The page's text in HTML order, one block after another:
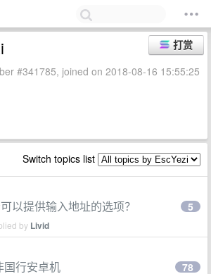
打赏
#341785, joined on 2018-08-16 15:55:25
Switch topics list
以提供输入地址的选项？
by Livid
5
国行安卓机 78